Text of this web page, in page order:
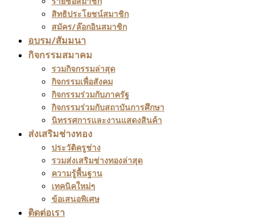
สิทธิประโยชน์สมาชิก
สมัคร/ล๊อกอินสมาชิก
อบรม/สัมมนา
กิจกรรมสมาคม
รวมกิจกรรมล่าสุด
กิจกรรมเพื่อสังคม
กิจกรรมร่วมกับภาครัฐ
กิจกรรมร่วมกับสถาบันการศึกษา
นิทรรศการและงานแสดงสินค้า
ส่งเสริมช่างทอง
ประวัติครูช่าง
รวมส่งเสริมช่างทองล่าสุด
ความรู้พื้นฐาน
เทคนิคใหม่ๆ
ข้อเสนอพิเศษ
ติดต่อเรา